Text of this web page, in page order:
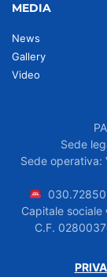
MEDIA
News
Gallery
Video
Sede
Sede operativa:
Capitale
C.F.